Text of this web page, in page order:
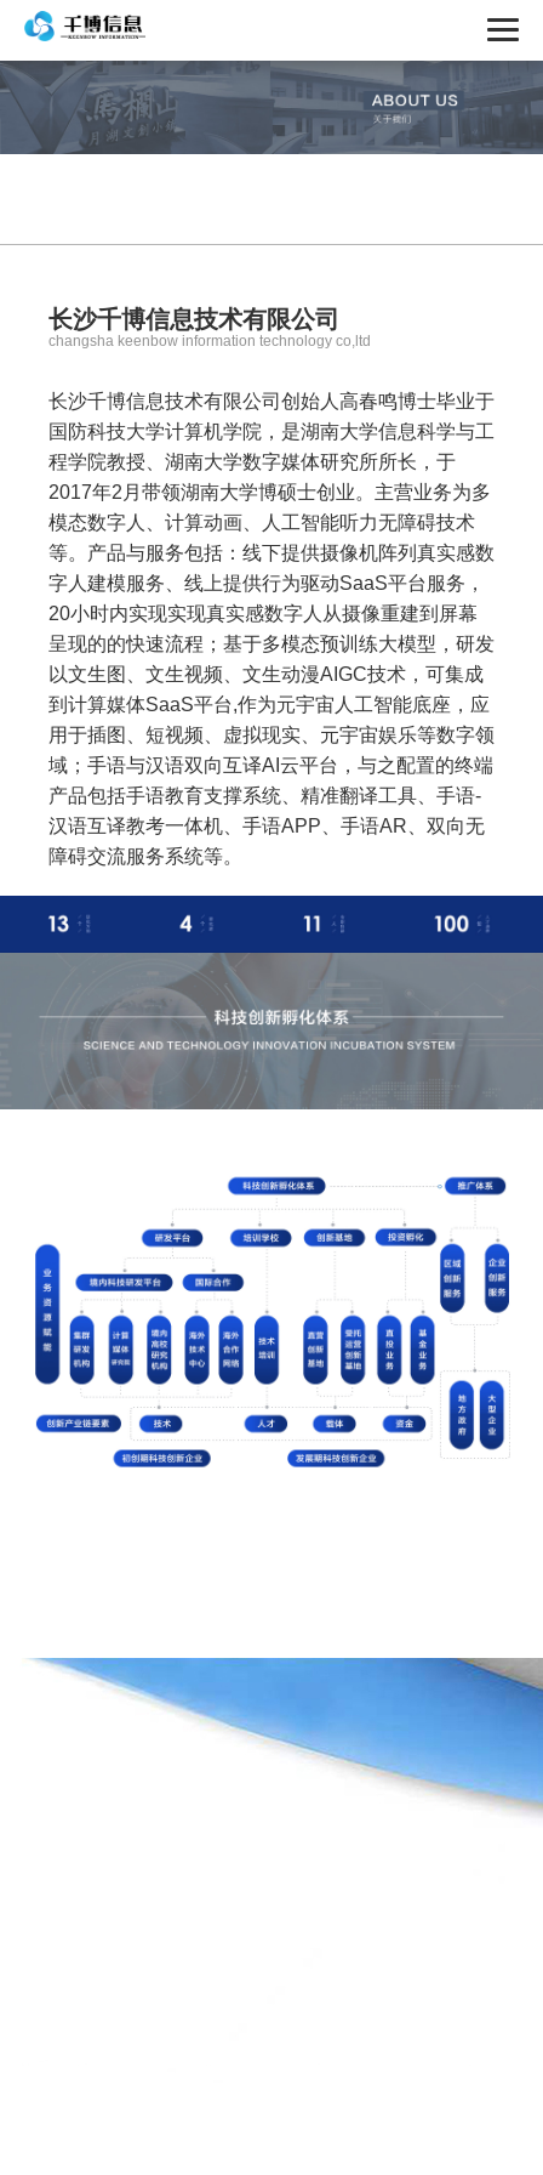
长沙千博信息技术有限公司
changsha keenbow information technology co,ltd
长沙千博信息技术有限公司创始人高春鸣博士毕业于
国防科技大学计算机学院，是湖南大学信息科学与工
程学院教授、湖南大学数字媒体研究所所长，于
2017年2月带领湖南大学博硕士创业。主营业务为多
模态数字人、计算动画、人工智能听力无障碍技术
等。产品与服务包括：线下提供摄像机阵列真实感数
字人建模服务、线上提供行为驱动SaaS平台服务，
20小时内实现实现真实感数字人从摄像重建到屏幕
呈现的的快速流程；基于多模态预训练大模型，研发
以文生图、文生视频、文生动漫AIGC技术，可集成
到计算媒体SaaS平台,作为元宇宙人工智能底座，应
用于插图、短视频、虚拟现实、元宇宙娱乐等数字领
域；手语与汉语双向互译AI云平台，与之配置的终端
产品包括手语教育支撑系统、精准翻译工具、手语-
汉语互译教考一体机、手语APP、手语AR、双向无
障碍交流服务系统等。